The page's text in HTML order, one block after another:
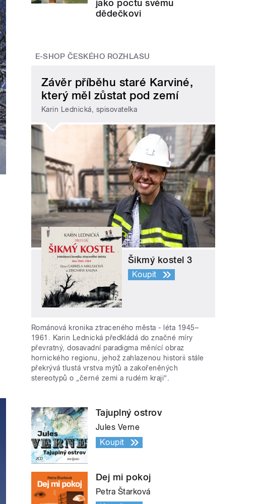
jako poctu svému
dědečkovi
E-SHOP ČESKÉHO ROZHLASU
Závěr příběhu staré Karviné,
který měl zůstat pod zemí
Karin Lednická, spisovatelka
Šikmý kostel 3
Koupit
Románová kronika ztraceného města - léta 1945–
1961. Karin Lednická předkládá do značné míry
převratný, dosavadní paradigma měnící obraz
hornického regionu, jehož zahlazenou historii stále
překrývá tlustá vrstva mýtů a zakořeněných
stereotypů o „černé zemi a rudém kraji“.
Tajuplný ostrov
Jules Verne
Koupit
Dej mi pokoj
Petra Štarková